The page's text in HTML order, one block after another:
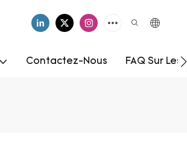
Contactez-Nous FAQ Sur